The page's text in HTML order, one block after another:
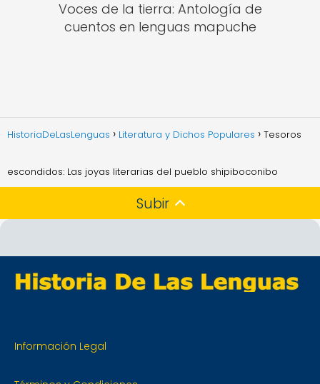
Voces de la tierra: Antología de
cuentos en lenguas mapuche
HistoriaDeLasLenguas Literatura y Dichos Populares Tesoros
escondidos: Las joyas literarias del pueblo shipiboconibo
Subir
Información Legal